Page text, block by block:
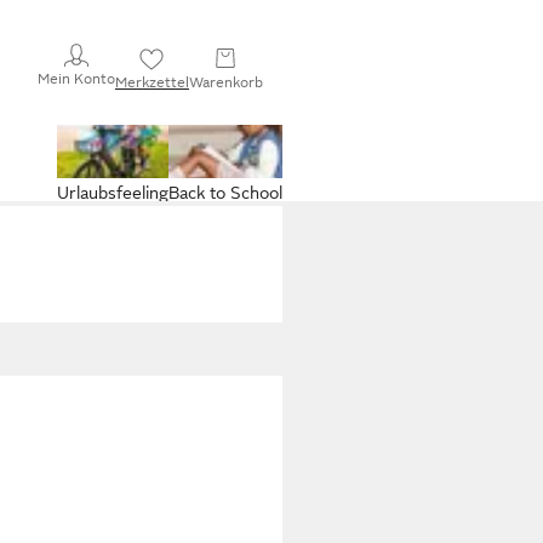
Mein KontoMerkzettelWarenkorb
Back to School
Urlaubsfeeling